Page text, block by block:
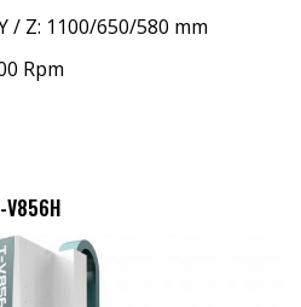
/ Z: 1100/650/580 mm
Rpm
V856H